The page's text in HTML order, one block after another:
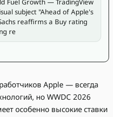
Fuel Growth — TradingView
subject "Ahead of Apple's
reaffirms a Buy rating
re
Apple — всегда
но WWDC 2026
особенно высокие ставки